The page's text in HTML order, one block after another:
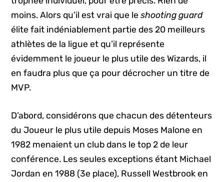
moins. Alors qu’il est vrai que leshooting guard
élite fait indéniablement partie des 20 meilleurs
athlètes de la ligue et qu’il représente
évidemment le joueur le plus utile des Wizards, il
en faudra plus que ça pour décrocher un titre de
MVP.
D’abord, considérons que chacun des détenteurs
du Joueur le plus utile depuis Moses Malone en
1982 menaient un club dans le top 2 de leur
conférence. Les seules exceptions étant Michael
Jordan en 1988 (3e place), Russell Westbrook en